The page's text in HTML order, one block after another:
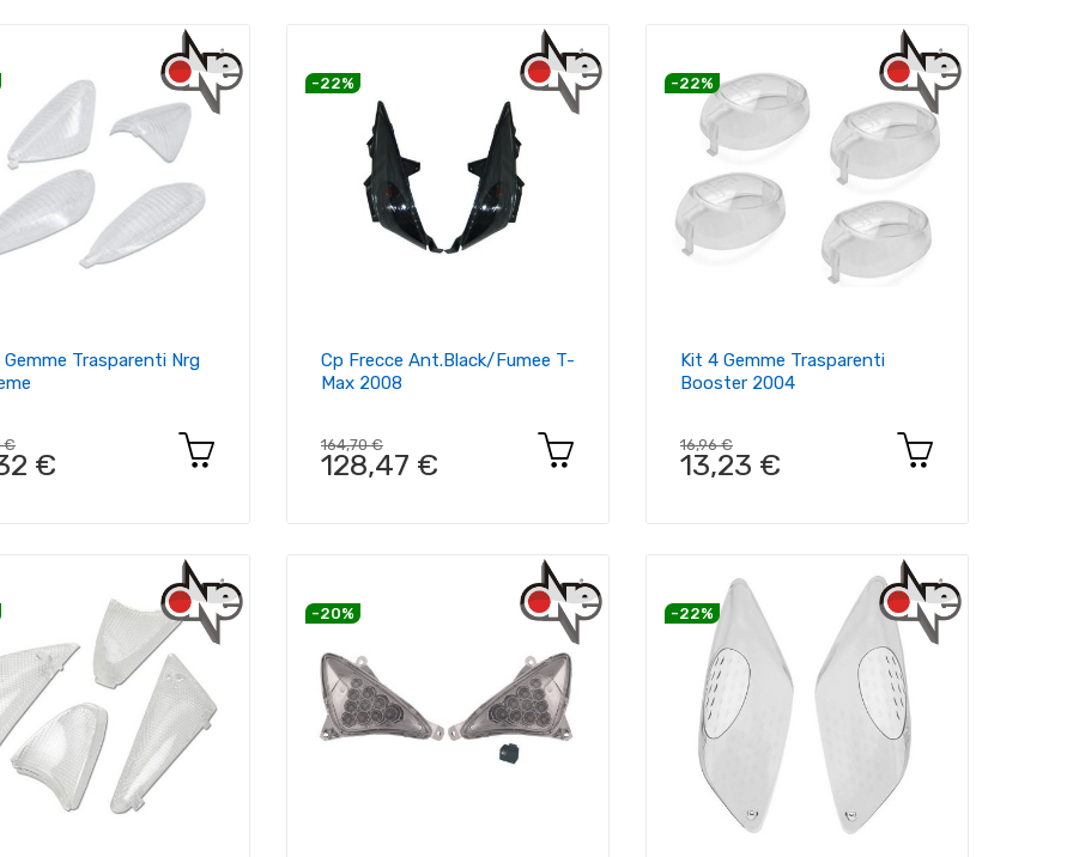
Gemme Trasparenti Nrg
€
€
-22%
Cp Frecce Ant.black/fumee T-
Max 2008
164,70 €
128,47 €
-22%
Kit 4 Gemme Trasparenti
Booster 2004
16,96 €
13,23 €
-20% -22%